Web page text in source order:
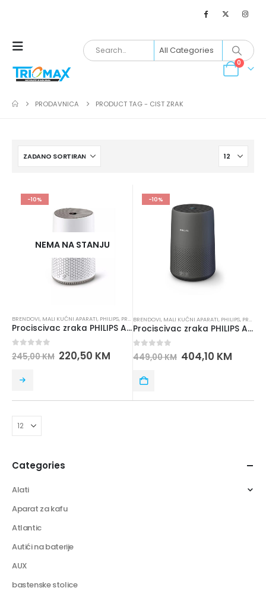
0
PRODAVNICA PRODUCT TAG - CIST ZRAK
-10%
NEMA NA STANJU
BRENDOVI, MALI KUĆNI APARATI, PHILIPS, PROCISCIVAC ZRAKA
Prociscivac zraka PHILIPS AC0650/10
out of 5
245,00KM 220,50 KM
-10%
BRENDOVI, MALI KUĆNI APARATI, PHILIPS, PROCISCIVAC ZRAKA
Prociscivac zraka PHILIPS AC0850\11
449,00KM 404,10 KM
Categories
Alati
Aparat za kafu
Atlantic
Autići na baterije
AUX
bastenske stolice